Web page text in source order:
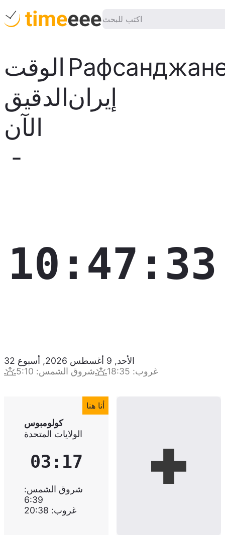
الوقت
الدقيق
الآن
-
إيران
10:47:34
الأحد, 9 أغسطس 2026 , أسبوع 32
شروق الشمس:
5:10 غروب:
18:35
أنا هنا
كولومبوس
الولايات المتحدة
03:17
شروق الشمس:
6:39
غروب:
20:38